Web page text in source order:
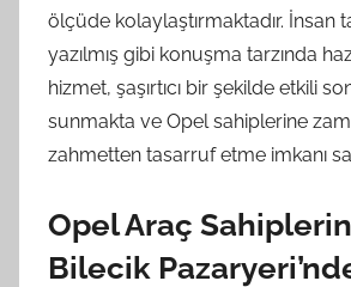
ölçüde kolaylaştırmaktadır. İnsan
yazılmış gibi konuşma tarzında
hizmet, şaşırtıcı bir şekilde etkili
sunmakta ve Opel sahiplerine
zahmetten tasarruf etme imkanı
Opel Araç
Bilecik